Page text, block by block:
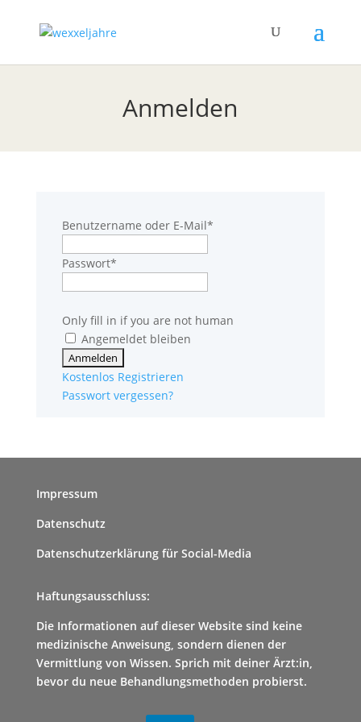
Anmelden
Benutzername oder E-Mail*
Passwort*
Only fill in if you are not human
Angemeldet bleiben
Kostenlos Registrieren
Passwort vergessen?
Impressum
Datenschutz
Datenschutzerklärung für Social-Media
Haftungsausschluss:
Die Informationen auf dieser Website sind keine
medizinische Anweisung, sondern dienen der
Vermittlung von Wissen. Sprich mit deiner Ärzt:in,
bevor du neue Behandlungsmethoden probierst.